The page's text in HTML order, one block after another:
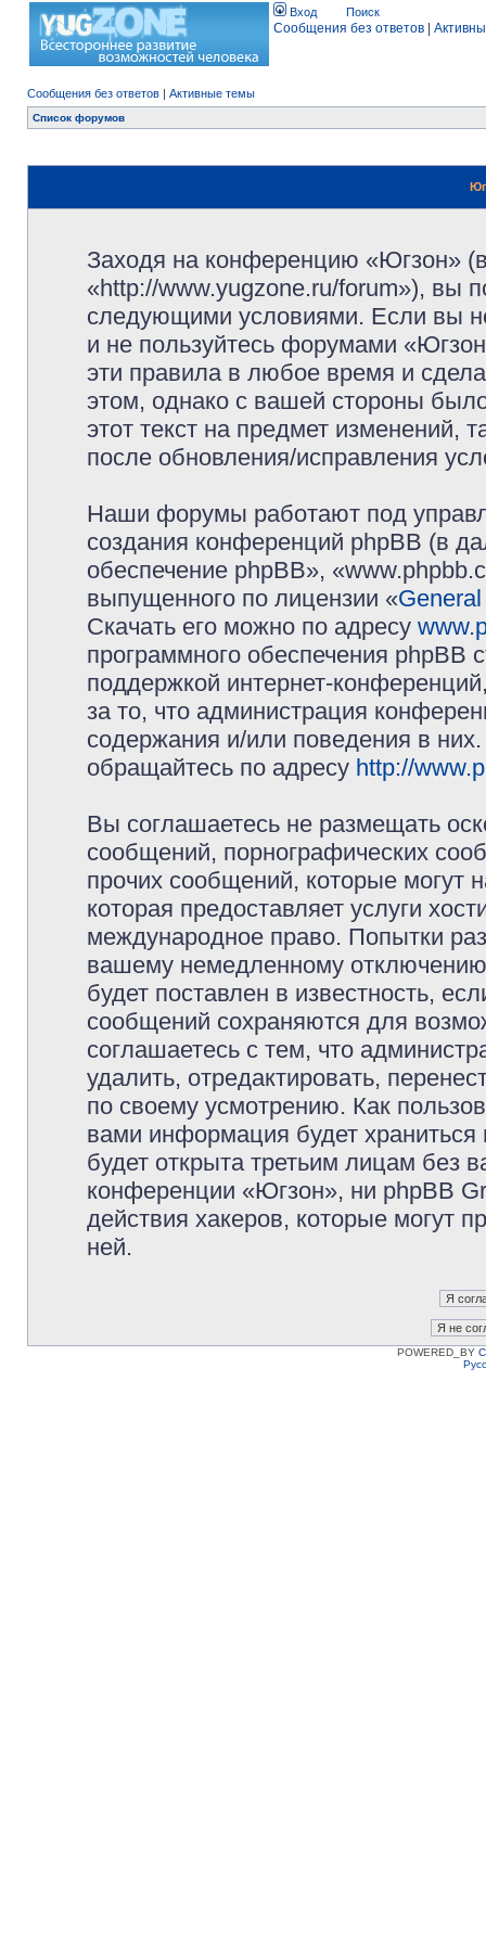
Вход Поиск
Сообщения без ответов
Сообщения без ответов | Активные темы
Список форумов
Заходя на конференцию «Югзон»
«http://www.yugzone.ru/forum»), вы
следующими условиями. Если вы
и не пользуйтесь форумами
эти правила в любое время и
этом, однако с вашей стороны
этот текст на предмет изменений,
после обновления/исправления
Наши форумы работают под
создания конференций phpBB (в
обеспечение phpBB»,
выпущенного по лицензии «
Скачать его можно по адресу
программного обеспечения phpBB
поддержкой интернет-
за то, что администрация
содержания и/или поведения в
обращайтесь по адресу http://
Вы соглашаетесь не размещать
сообщений, порнографических
прочих сообщений, которые могут
которая предоставляет услуги
международное право. Попытки
вашему немедленному
будет поставлен в известность,
сообщений сохраняются для
соглашаетесь с тем, что
удалить, отредактировать,
по своему усмотрению. Как
вами информация будет
будет открыта третьим лицам без
конференции «Югзон», ни phpBB
действия хакеров, которые могут
ней.
POWERED_BY